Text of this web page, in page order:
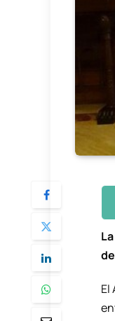
El